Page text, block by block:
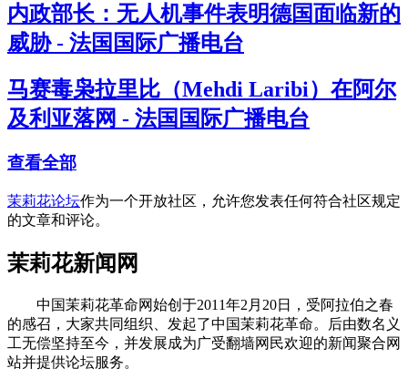
内政部长：无人机事件表明德国面临新的
威胁 - 法国国际广播电台
马赛毒枭拉里比（Mehdi Laribi）在阿尔
及利亚落网 - 法国国际广播电台
查看全部
茉莉花论坛作为一个开放社区，允许您发表任何符合社区规定
的文章和评论。
茉莉花新闻网
中国茉莉花革命网始创于2011年2月20日，受阿拉伯之春
的感召，大家共同组织、发起了中国茉莉花革命。后由数名义
工无偿坚持至今，并发展成为广受翻墙网民欢迎的新闻聚合网
站并提供论坛服务。